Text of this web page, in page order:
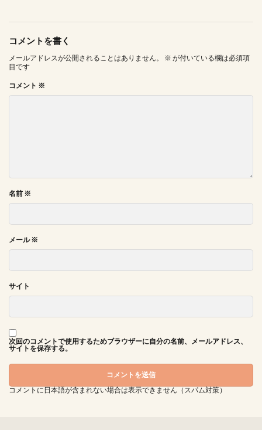
コメントを書く
メールアドレスが公開されることはありません。 ※ が付いている欄は必須項
目です
コメント ※
名前 ※
メール※
サイト
次回のコメントで使用するためブラウザーに自分の名前、メールアドレス、
サイトを保存する。
コメントに日本語が含まれない場合は表示できません（スパム対策）